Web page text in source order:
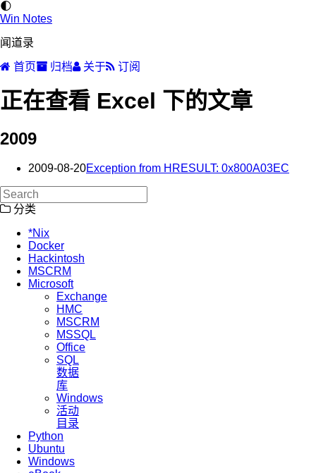
🌓
Win Notes
闻道录
首页 归档 关于 订阅
正在查看 Excel 下的文章
2009
2009-08-20Exception from HRESULT: 0x800A03EC
分类
*Nix
Docker
Hackintosh
MSCRM
Microsoft
Exchange
HMC
MSCRM
MSSQL
Office
SQL
数据
库
Windows
活动
目录
Python
Ubuntu
Windows